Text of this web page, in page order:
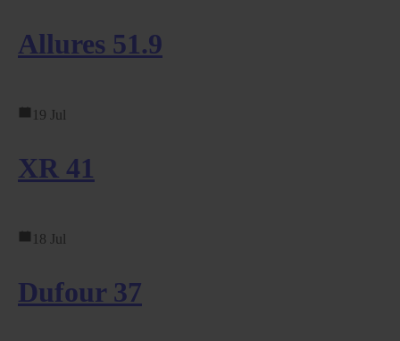
Allures 51.9
19 Jul
XR 41
18 Jul
Dufour 37